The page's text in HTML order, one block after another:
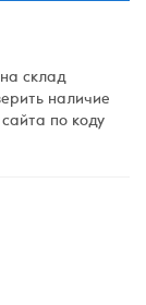
склад
наличие
по коду